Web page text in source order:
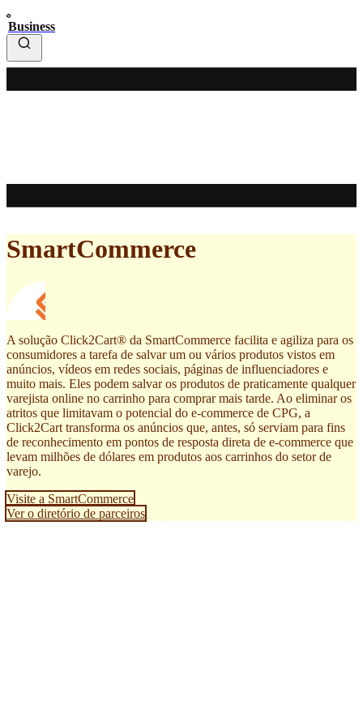
Business
SmartCommerce
A solução Click2Cart® da SmartCommerce facilita e agiliza para os
consumidores a tarefa de salvar um ou vários produtos vistos em
anúncios, vídeos em redes sociais, páginas de influenciadores e
muito mais. Eles podem salvar os produtos de praticamente qualquer
varejista online no carrinho para comprar mais tarde. Ao eliminar os
atritos que limitavam o potencial do e-commerce de CPG, a
Click2Cart transforma os anúncios que, antes, só serviam para fins
de reconhecimento em pontos de resposta direta de e-commerce que
levam milhões de dólares em produtos aos carrinhos do setor de
varejo.
Visite a SmartCommerce
Ver o diretório de parceiros